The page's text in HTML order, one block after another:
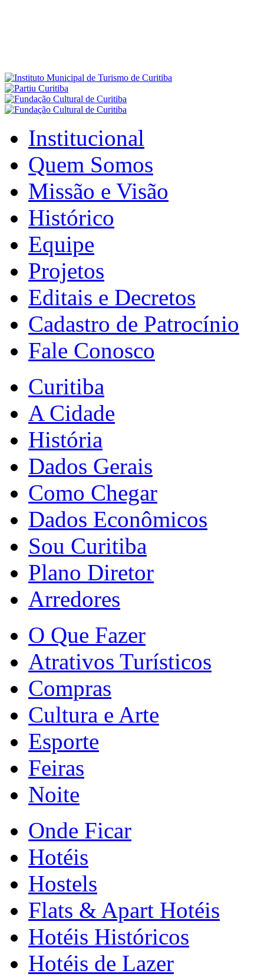
Institucional
Quem Somos
Missão e Visão
Histórico
Equipe
Projetos
Editais e Decretos
Cadastro de Patrocínio
Fale Conosco
Curitiba
A Cidade
História
Dados Gerais
Como Chegar
Dados Econômicos
Sou Curitiba
Plano Diretor
Arredores
O Que Fazer
Atrativos Turísticos
Compras
Cultura e Arte
Esporte
Feiras
Noite
Onde Ficar
Hotéis
Hostels
Flats & Apart Hotéis
Hotéis Históricos
Hotéis de Lazer